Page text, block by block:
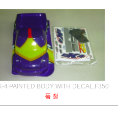
4 PAINTED BODY WITH DECAL,F350
품 절